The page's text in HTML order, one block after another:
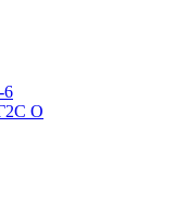
6
О